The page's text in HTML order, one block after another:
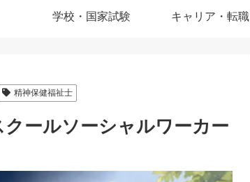
学校・国家試験 キャリア・転職
精神保健福祉士
ールソーシャルワーカー